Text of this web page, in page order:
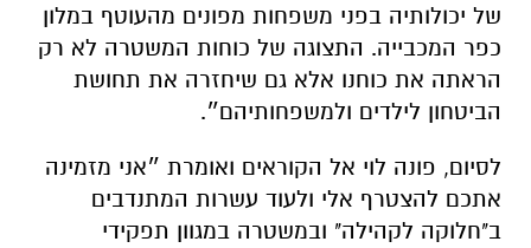
של יכולותיה בפני משפחות מפונים מהעוטף במלון
כפר המכבייה. התצוגה של כוחות המשטרה לא רק
הראתה את כוחנו אלא גם שיחזרה את תחושת
הביטחון לילדים ולמשפחותיהם״.
לסיום, פונה לוי אל הקוראים ואומרת ״אני מזמינה
אתכם להצטרף אלי ולעוד עשרות המתנדבים
ב"חלוקה לקהילה" ובמשטרה במגוון תפקידי